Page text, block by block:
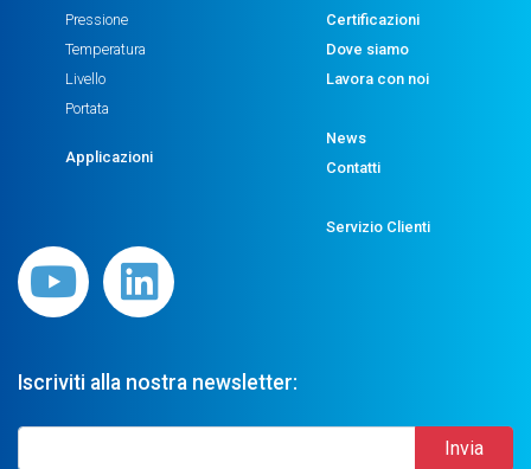
Pressione
Temperatura
Livello
Portata
Applicazioni
Certificazioni
Dove siamo
Lavora con noi
News
Contatti
Servizio Clienti
Iscriviti alla nostra newsletter: